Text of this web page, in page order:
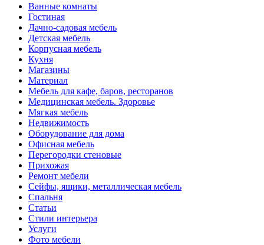
Ванные комнаты
Гостиная
Дачно-садовая мебель
Детская мебель
Корпусная мебель
Кухня
Магазины
Материал
Мебель для кафе, баров, ресторанов
Медицинская мебель. Здоровье
Мягкая мебель
Недвижимость
Оборудование для дома
Офисная мебель
Перегородки стеновые
Прихожая
Ремонт мебели
Сейфы, ящики, металлическая мебель
Спальня
Статьи
Стили интерьера
Услуги
Фото мебели